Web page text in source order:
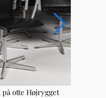
på otte Højrygget